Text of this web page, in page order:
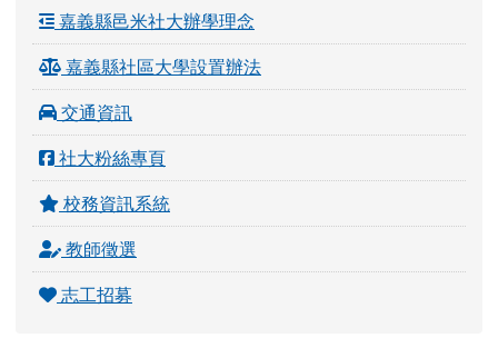
嘉義縣邑米社大辦學理念
嘉義縣社區大學設置辦法
交通資訊
社大粉絲專頁
校務資訊系統
教師徵選
志工招募